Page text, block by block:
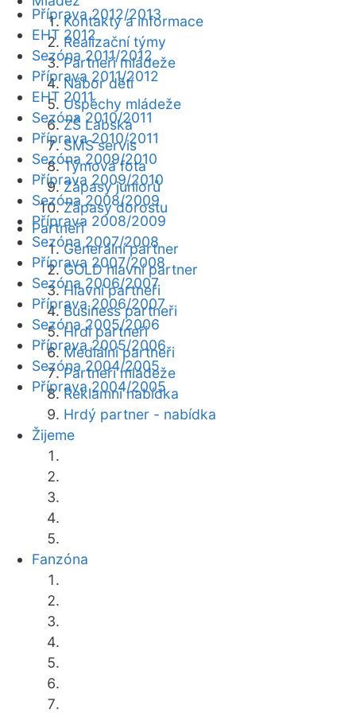
Kontakty a informace
Realizační týmy
Partneři mládeže
Nábor dětí
Úspěchy mládeže
ZŠ Labská
SMS servis
Týmová fota
Zápasy juniorů
Zápasy dorostu
Partneři
Generální partner
GOLD hlavní partner
Hlavní partneři
Business partneři
Hrdí partneři
Mediální partneři
Partneři mládeže
Reklamní nabídka
Hrdý partner - nabídka
Žijeme
Fanzóna
Příprava 2012/2013
EHT 2012
Sezóna 2011/2012
Příprava 2011/2012
EHT 2011
Sezóna 2010/2011
Příprava 2010/2011
Sezóna 2009/2010
Příprava 2009/2010
Sezóna 2008/2009
Příprava 2008/2009
Sezóna 2007/2008
Příprava 2007/2008
Sezóna 2006/2007
Příprava 2006/2007
Sezóna 2005/2006
Příprava 2005/2006
Sezóna 2004/2005
Příprava 2004/2005